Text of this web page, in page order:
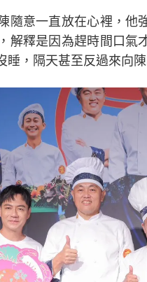
隨意一直放在心裡，他
解釋是因為趕時間口氣
睡，隔天甚至反過來向